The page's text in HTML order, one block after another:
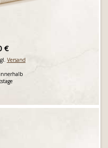
€
Versand